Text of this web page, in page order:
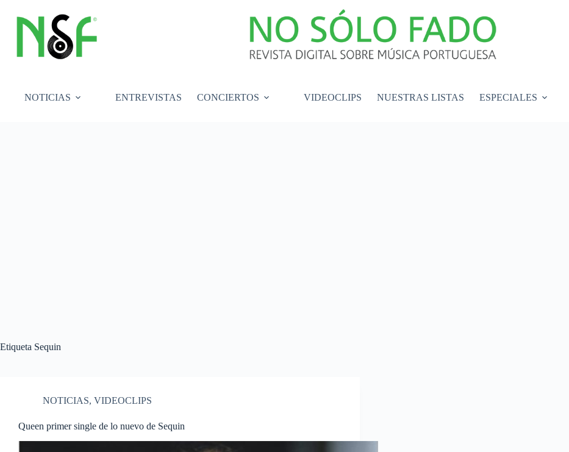
contenido
NOTICIAS ENTREVISTAS CONCIERTOS VIDEOCLIPS NUESTRAS LISTAS ESPECIALES
Etiqueta Sequin
NOTICIAS, VIDEOCLIPS
Queen primer single de lo nuevo de Sequin